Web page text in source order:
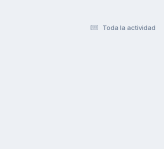
Toda la actividad